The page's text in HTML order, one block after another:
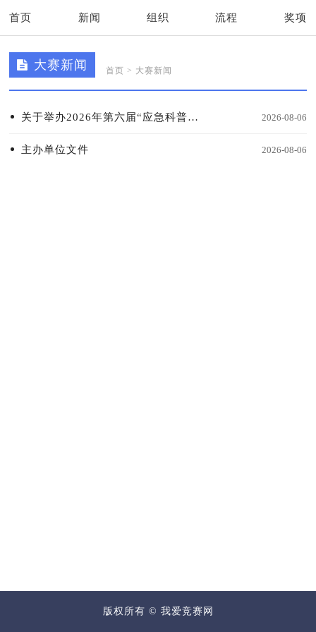
首页 新闻 组织 流程 奖项
大赛新闻 首页 > 大赛新闻
关于举办2026年第六届“应急科普华夏行”大学生网络与信息安全专题竞赛的通知 2026-08-06
主办单位文件 2026-08-06
版权所有 © 我爱竞赛网